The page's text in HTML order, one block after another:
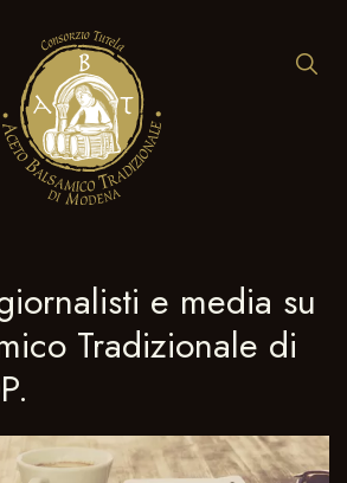
e media su
Tradizionale di